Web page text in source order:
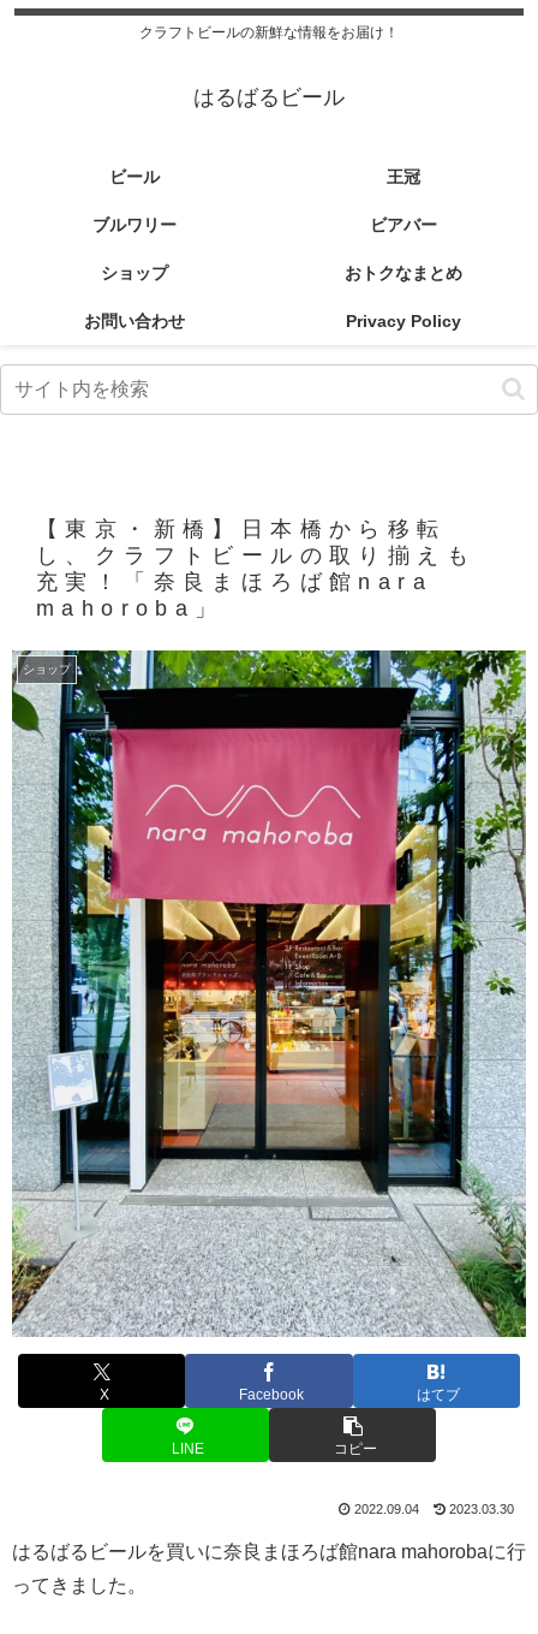
クラフトビールの新鮮な情報をお届け！
はるばるビール
ビール 王冠
ブルワリー ビアバー
ショップ おトクなまとめ
お問い合わせ Privacy Policy
【東京・新橋】日本橋から移転
し、クラフトビールの取り揃えも
充実！「奈良まほろば館nara
mahoroba」
ショップ
X Facebook はてブ
LINE コピー
2022.09.04 2023.03.30
はるばるビールを買いに奈良まほろば館nara mahorobaに行
ってきました。